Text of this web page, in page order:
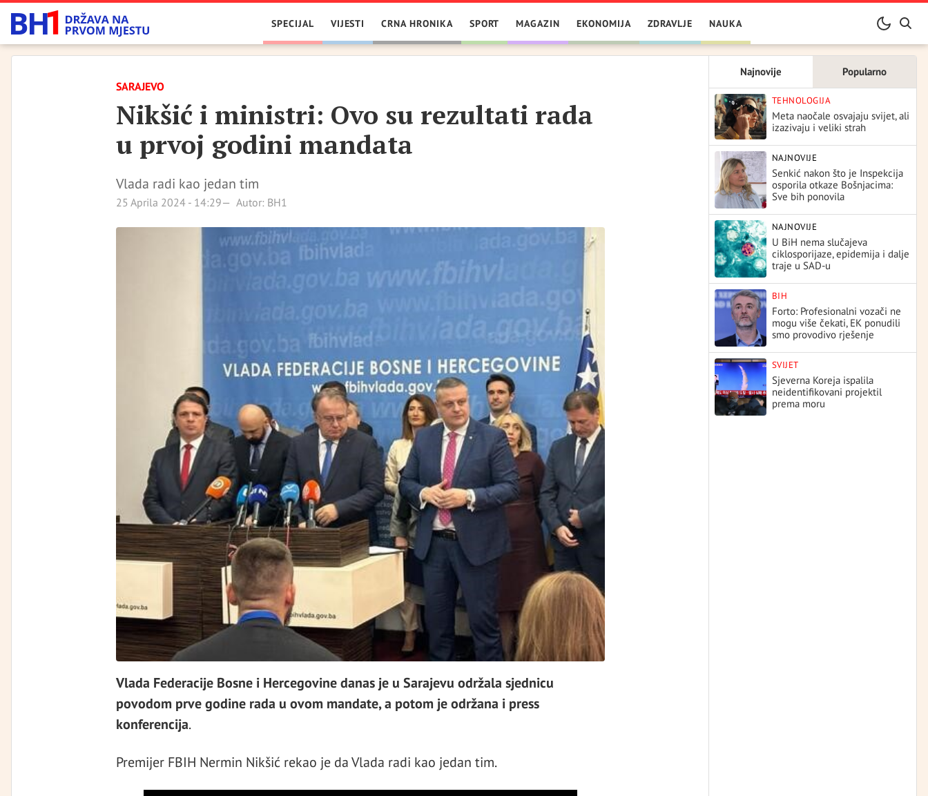
SPECIJAL VIJESTI CRNA HRONIKA SPORT MAGAZIN EKONOMIJA ZDRAVLJE NAUKA
SARAJEVO
Nikšić i ministri: Ovo su rezultati rada
u prvoj godini mandata
Vlada radi kao jedan tim
25 Aprila 2024 - 14:29 Autor: BH1
Vlada Federacije Bosne i Hercegovine danas je u Sarajevu održala sjednicu
povodom prve godine rada u ovom mandate, a potom je održana i press
konferencija.
Premijer FBIH Nermin Nikšić rekao je da Vlada radi kao jedan tim.
Najnovije Popularno
TEHNOLOGIJA
Meta naočale osvajaju svijet, ali
izazivaju i veliki strah
NAJNOVIJE
Senkić nakon što je Inspekcija
osporila otkaze Bošnjacima:
Sve bih ponovila
NAJNOVIJE
U BiH nema slučajeva
ciklosporijaze, epidemija i dalje
traje u SAD-u
BIH
Forto: Profesionalni vozači ne
mogu više čekati, EK ponudili
smo provodivo rješenje
SVIJET
Sjeverna Koreja ispalila
neidentifikovani projektil
prema moru